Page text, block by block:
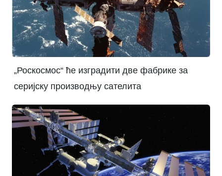
„Роскосмос“ ће изградити две фабрике за
серијску производњу сателита